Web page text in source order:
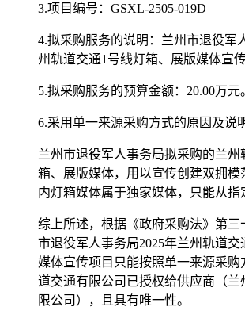
3.项目编号：GSXL-2505-019D
4.拟采购服务的说明： 兰州市退役军
州轨道交通1号线灯箱、展版媒体宣
5.拟采购服务的预算金额： 20.00万元
6.采用单一来源采购方式的原因及说
兰州市退役军人事务局拟采购的兰州
箱、展版媒体，用以宣传创建双拥模
内灯箱媒体属于独家媒体，只能从指
综上所述，根据《政府采购法》第三
市退役军人事务局2025年兰州轨道
媒体宣传项目只能按照单一来源采购
道交通有限公司已授权给供应商（兰
限公司），且具有唯一性。